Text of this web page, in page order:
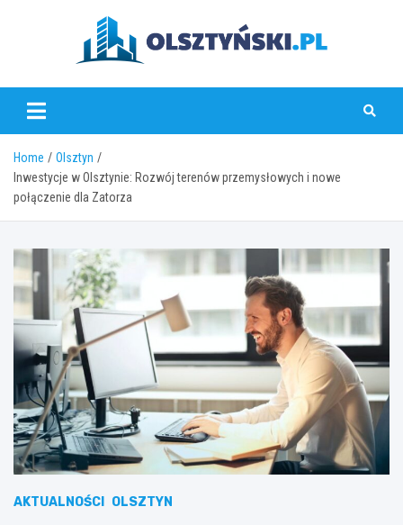
olsztynski.pl
Home
Olsztyn
Inwestycje w Olsztynie: Rozwój terenów przemysłowych i nowe
połączenie dla Zatorza
AKTUALNOŚCI OLSZTYN